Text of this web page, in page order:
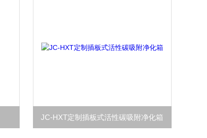
JC-HXT定制插板式活性碳吸附净化箱